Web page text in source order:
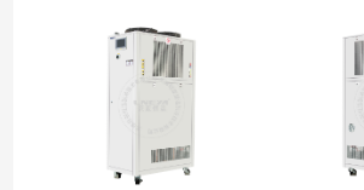
行冷凝后回收。 产品特点
Product Features 产品参
方式，可以显示环境温
度，具有电源欠压、缺相
控制